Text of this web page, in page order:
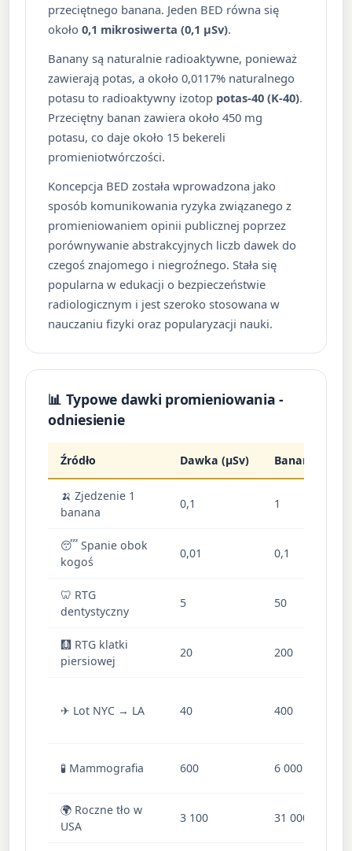
przeciętnego banana. Jeden BED równa się
około0,1 mikrosiwerta (0,1 µSv).
Banany są naturalnie radioaktywne, ponieważ
zawierają potas, a około 0,0117% naturalnego
potasu to radioaktywny izotop potas-40 (K-40).
Przeciętny banan zawiera około 450 mg
potasu, co daje około 15 bekereli
promieniotwórczości.
Koncepcja BED została wprowadzona jako
sposób komunikowania ryzyka związanego z
promieniowaniem opinii publicznej poprzez
porównywanie abstrakcyjnych liczb dawek do
czegoś znajomego i niegroźnego. Stała się
popularna w edukacji o bezpieczeństwie
radiologicznym i jest szeroko stosowana w
nauczaniu fizyki oraz popularyzacji nauki.
📊 Typowe dawki promieniowania -
odniesienie
Źródło Dawka (µSv) Banany
🍌 Zjedzenie 1
banana
0,1 1
😴 Spanie obok
kogoś
0,01 0,1
🦷 RTG
dentystyczny
5 50
🩻 RTG klatki
piersiowej
20 200
✈ Lot NYC → LA 40 400
🧪 Mammografia 600 6 000
🌍 Roczne tło w
USA
3 100 31 000